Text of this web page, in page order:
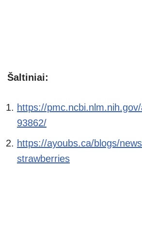
Šaltiniai:
https://
93862/
https://ayoubs.ca/blogs/
strawberries